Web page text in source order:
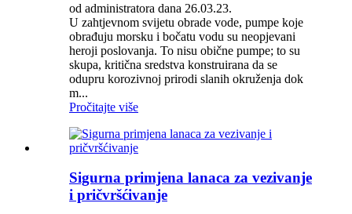
od administratora dana 26.03.23.
U zahtjevnom svijetu obrade vode, pumpe koje
obrađuju morsku i bočatu vodu su neopjevani
heroji poslovanja. To nisu obične pumpe; to su
skupa, kritična sredstva konstruirana da se
odupru korozivnoj prirodi slanih okruženja dok
m...
Pročitajte više
Sigurna primjena lanaca za vezivanje
i pričvršćivanje